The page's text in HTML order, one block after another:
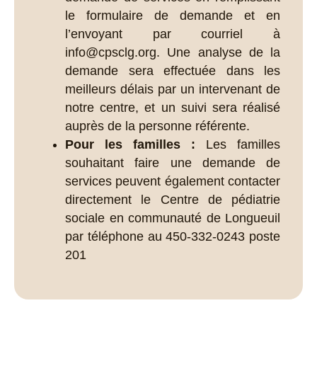
le formulaire de demande et en
l’envoyant par courriel à
info@cpsclg.org. Une analyse de la
demande sera effectuée dans les
meilleurs délais par un intervenant de
notre centre, et un suivi sera réalisé
auprès de la personne référente.
Pour les familles : Les familles
souhaitant faire une demande de
services peuvent également contacter
directement le Centre de pédiatrie
sociale en communauté de Longueuil
par téléphone au 450-332-0243 poste
201